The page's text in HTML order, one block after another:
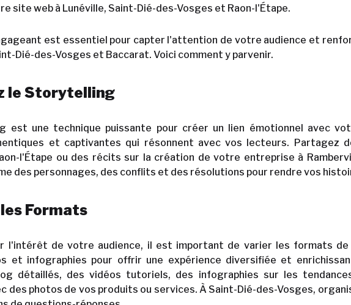
site web à Lunéville, Saint-Dié-des-Vosges et Raon-l'Étape.
est essentiel pour capter l'attention de votre audience et
Dié-des-Vosges et Baccarat. Voici comment y parvenir.
le Storytelling
est une technique puissante pour créer un lien émotionnel avec
et captivantes qui résonnent avec vos lecteurs. Partagez
l'Étape ou des récits sur la création de votre entreprise à
des personnages, des conflits et des résolutions pour rendre vos
Formats
l'intérêt de votre audience, il est important de varier les formats
et infographies pour offrir une expérience diversifiée et
détaillés, des vidéos tutoriels, des infographies sur les
des photos de vos produits ou services. À Saint-Dié-des-Vosges,